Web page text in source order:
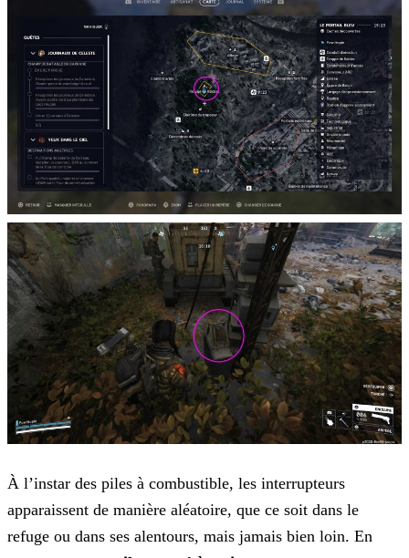
À l’instar des piles à combustible, les interrupteurs
apparaissent de manière aléatoire, que ce soit dans le
refuge ou dans ses alentours, mais jamais bien loin. En